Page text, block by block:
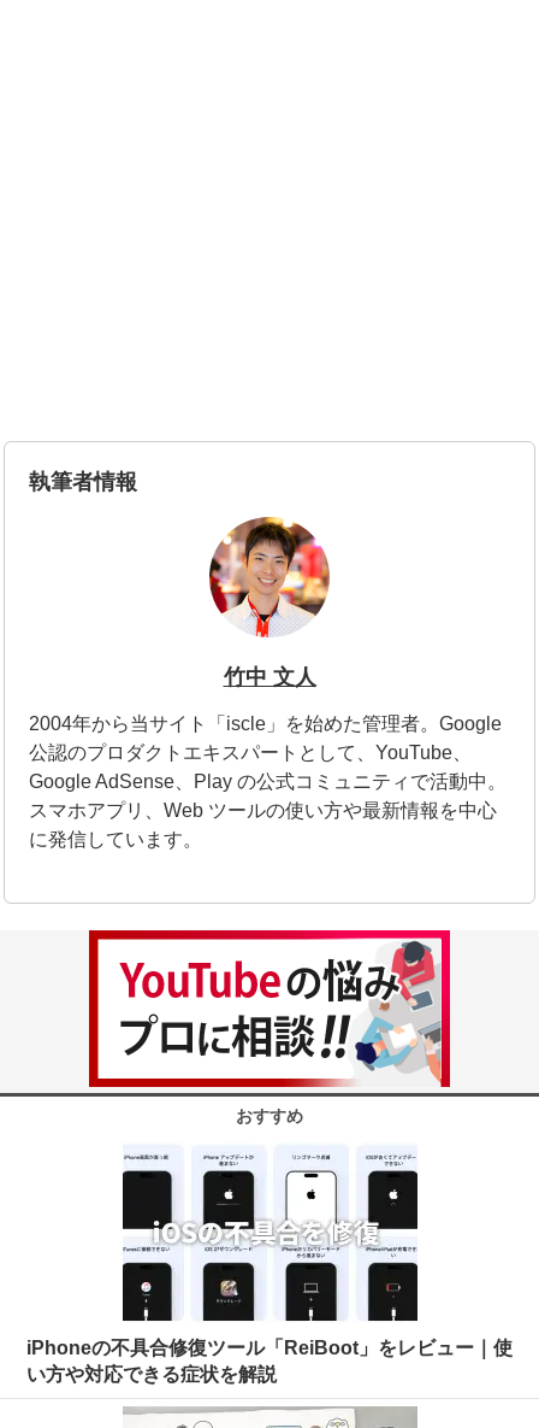
執筆者情報
竹中 文人
2004年から当サイト「iscle」を始めた管理者。Google
公認のプロダクトエキスパートとして、YouTube、
Google AdSense、Play の公式コミュニティで活動中。
スマホアプリ、Web ツールの使い方や最新情報を中心
に発信しています。
おすすめ
iPhoneの不具合修復ツール「ReiBoot」をレビュー｜使
い方や対応できる症状を解説